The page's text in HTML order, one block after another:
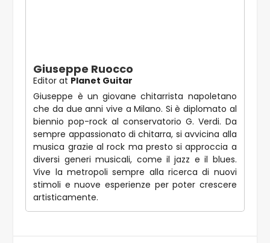
Giuseppe Ruocco
Editor at Planet Guitar
Giuseppe è un giovane chitarrista napoletano
che da due anni vive a Milano. Si è diplomato al
biennio pop-rock al conservatorio G. Verdi. Da
sempre appassionato di chitarra, si avvicina alla
musica grazie al rock ma presto si approccia a
diversi generi musicali, come il jazz e il blues.
Vive la metropoli sempre alla ricerca di nuovi
stimoli e nuove esperienze per poter crescere
artisticamente.